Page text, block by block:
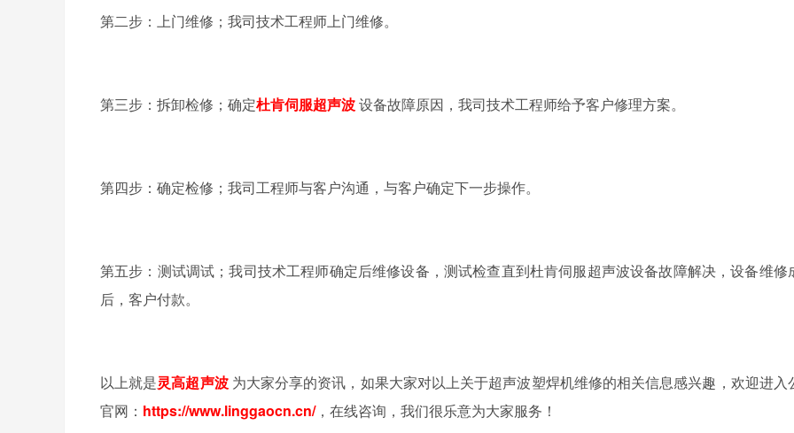
第二步：上门维修；我司技术工程师上门维修。
第三步：拆卸检修；确定杜肯伺服超声波设备故障原因，我司技术工程师给予客户修理方案。
第四步：确定检修；我司工程师与客户沟通，与客户确定下一步操作。
第五步：测试调试；我司技术工程师确定后维修设备，测试检查直到杜肯伺服超声波设备故障解决，设备维修
后，客户付款。
以上就是灵高超声波 为大家分享的资讯，如果大家对以上关于超声波塑焊机维修的相关信息感兴趣，欢迎进入
官网： https://www.linggaocn.cn/，在线咨询，我们很乐意为大家服务！